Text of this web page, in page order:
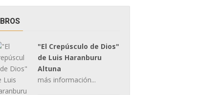
"El Crepúsculo de Dios"
de Luis Haranburu
Altuna
más información...